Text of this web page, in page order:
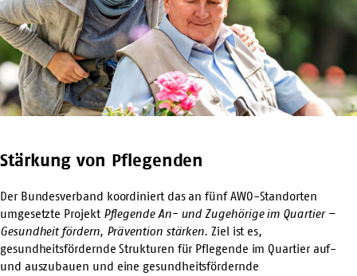
Stärkung von Pflegenden
Der Bundesverband koordiniert das an fünf AWO-Standorten
umgesetzte Projekt Pflegende An- und Zugehörige im Quartier –
Gesundheit fördern, Prävention stärken. Ziel ist es,
gesundheitsfördernde Strukturen für Pflegende im Quartier auf-
und auszubauen und eine gesundheitsfördernde